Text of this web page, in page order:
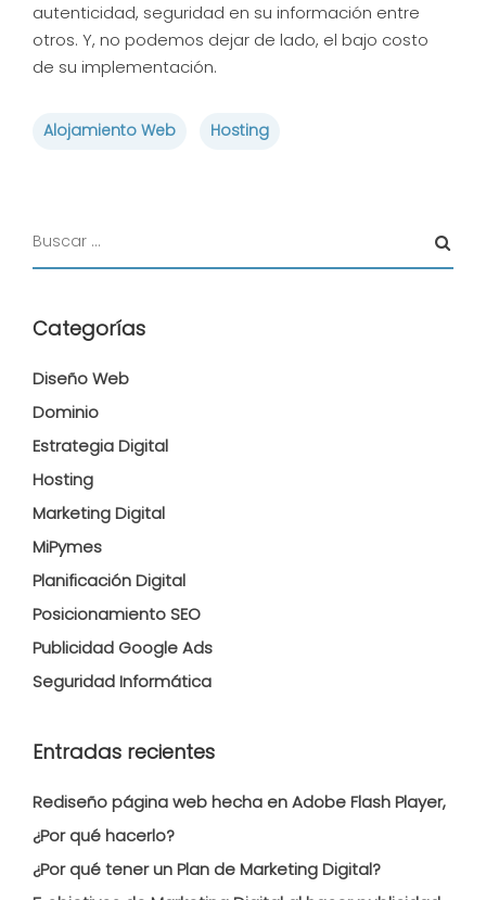
autenticidad, seguridad en su información entre
otros. Y, no podemos dejar de lado, el bajo costo
de su implementación.
Alojamiento Web Hosting
Categorías
Diseño Web
Dominio
Estrategia Digital
Hosting
Marketing Digital
MiPymes
Planificación Digital
Posicionamiento SEO
Publicidad Google Ads
Seguridad Informática
Entradas recientes
Rediseño página web hecha en Adobe Flash Player,
¿Por qué hacerlo?
¿Por qué tener un Plan de Marketing Digital?